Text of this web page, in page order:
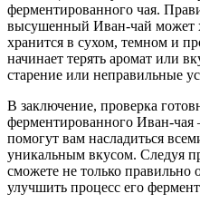
ферментированного чая.
высушенный Иван-чай может
хранится в сухом, темном и
начинает терять аромат или
старение или неправильные
В заключение, проверка
ферментированного Иван-
помогут вам насладиться
уникальным вкусом. Следуя
сможете не только правильно
улучшить процесс его